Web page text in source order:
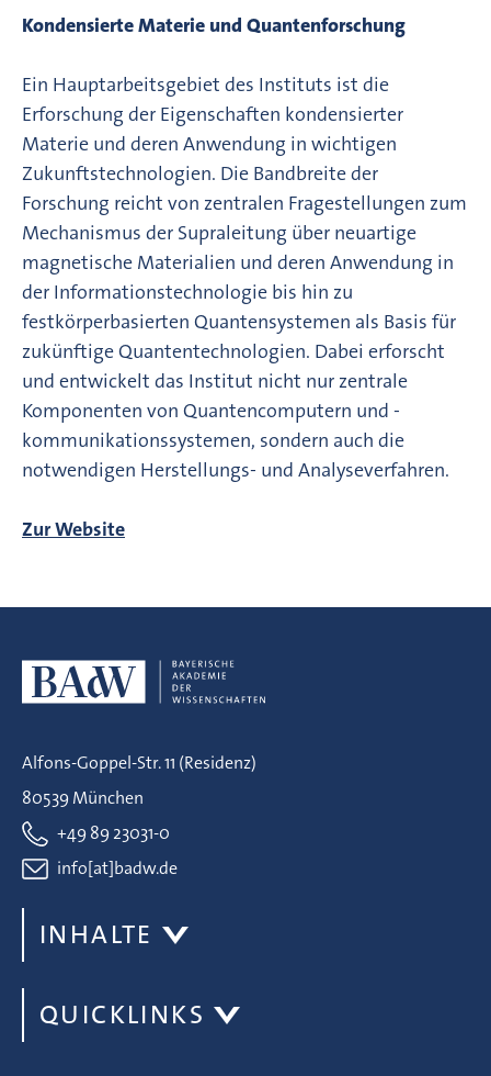
Kondensierte Materie und Quantenforschung
Ein Hauptarbeitsgebiet des Instituts ist die
Erforschung der Eigenschaften kondensierter
Materie und deren Anwendung in wichtigen
Zukunftstechnologien. Die Bandbreite der
Forschung reicht von zentralen Fragestellungen zum
Mechanismus der Supraleitung über neuartige
magnetische Materialien und deren Anwendung in
der Informationstechnologie bis hin zu
festkörperbasierten Quantensystemen als Basis für
zukünftige Quantentechnologien. Dabei erforscht
und entwickelt das Institut nicht nur zentrale
Komponenten von Quantencomputern und -
kommunikationssystemen, sondern auch die
notwendigen Herstellungs- und Analyseverfahren.
Zur Website
Alfons-Goppel-Str. 11 (Residenz)
80539 München
+49 89 23031-0
info[at]badw.de
INHALTE
QUICKLINKS